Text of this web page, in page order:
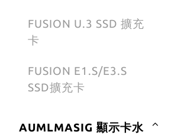
FUSION U.3 SSD 擴充
卡
FUSION E1.S/E3.S
SSD擴充卡
AUMLMASIG 顯示卡水